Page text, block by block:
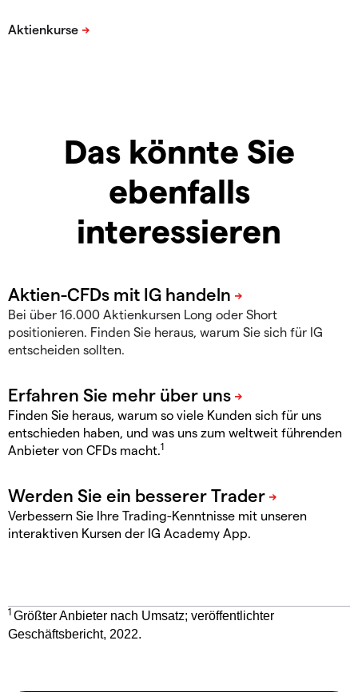
Das könnte Sie
ebenfalls
interessieren
Bei über 16.000 Aktienkursen Long oder Short
positionieren. Finden Sie heraus, warum Sie sich für IG
entscheiden sollten.
Finden Sie heraus, warum so viele Kunden sich für uns
entschieden haben, und was uns zum weltweit führenden
Anbieter von CFDs macht.1
Verbessern Sie Ihre Trading-Kenntnisse mit unseren
interaktiven Kursen der IG Academy App.
1 Größter Anbieter nach Umsatz; veröffentlichter
Geschäftsbericht, 2022.